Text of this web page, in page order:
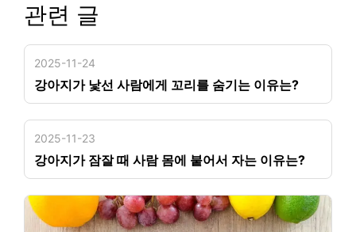
관련 글
2025-11-24
강아지가 낯선 사람에게 꼬리를 숨기는 이유는?
2025-11-23
강아지가 잠잘 때 사람 몸에 붙어서 자는 이유는?